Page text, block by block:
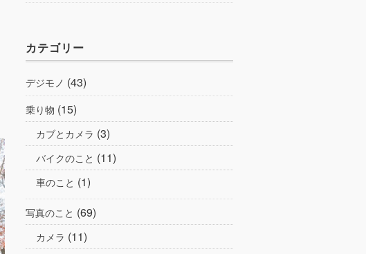
カテゴリー
デジモノ (43)
乗り物 (15)
カブとカメラ (3)
バイクのこと (11)
車のこと (1)
写真のこと (69)
カメラ (11)